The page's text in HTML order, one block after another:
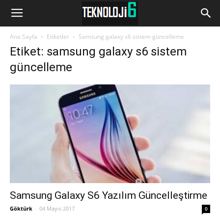
www.Teknoloji6.com
Ana Sayfa Etiketler Samsung galaxy s6 sistem güncelleme
Etiket: samsung galaxy s6 sistem
güncelleme
Samsung Galaxy S6 Yazılım Güncelleştirme
Göktürk - 04 Mayıs 2017 0